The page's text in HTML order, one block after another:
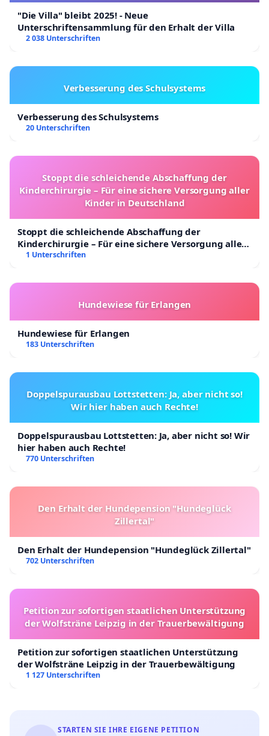
"Die Villa" bleibt 2025! - Neue
Unterschriftensammlung für den Erhalt der Villa
2 038 Unterschriften
Verbesserung des Schulsystems
Verbesserung des Schulsystems
20 Unterschriften
Stoppt die schleichende Abschaffung der
Kinderchirurgie – Für eine sichere Versorgung aller
Kinder in Deutschland
Stoppt die schleichende Abschaffung der
Kinderchirurgie – Für eine sichere Versorgung aller
Kinder in Deutschland
1 Unterschriften
Hundewiese für Erlangen
Hundewiese für Erlangen
183 Unterschriften
Doppelspurausbau Lottstetten: Ja, aber nicht so!
Wir hier haben auch Rechte!
Doppelspurausbau Lottstetten: Ja, aber nicht so! Wir
hier haben auch Rechte!
770 Unterschriften
Den Erhalt der Hundepension "Hundeglück
Zillertal"
Den Erhalt der Hundepension "Hundeglück Zillertal"
702 Unterschriften
Petition zur sofortigen staatlichen Unterstützung
der Wolfsträne Leipzig in der Trauerbewältigung
Petition zur sofortigen staatlichen Unterstützung
der Wolfsträne Leipzig in der Trauerbewältigung
1 127 Unterschriften
STARTEN SIE IHRE EIGENE PETITION